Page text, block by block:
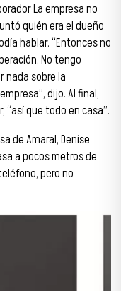
La empresa no
quién era el dueño
hablar. “Entonces no
No tengo
nada sobre la
dijo. Al final,
“así que todo en casa”.
de Amaral, Denise
a pocos metros de
pero no